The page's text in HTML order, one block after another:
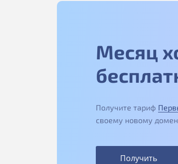
Месяц
Получите тариф
своему новому
Получить